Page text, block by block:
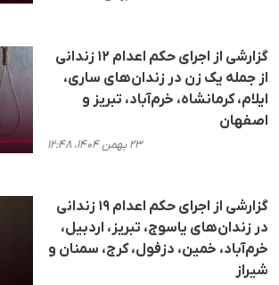
گزارشی از اجرای حکم اعدام ١٢ زندانی
از جملە یک زن در زندان‌های ساری،
ایلام، کرمانشاه، خرم‌آباد، تبریز و
اصفهان
۲۳ بهمن ۱۴۰۴، ۱۲:۴۸
گزارشی از اجرای حکم اعدام ١٩ زندانی
در زندان‌های یاسوج، تبریز، اردبیل،
خرم‌آباد، خمین، دزفول، کرج، سمنان و
شیراز